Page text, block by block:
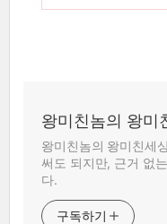
왕미친놈의 왕미
왕미친놈의 왕미친세
써도 되지만, 근거 없
다.
구독하기